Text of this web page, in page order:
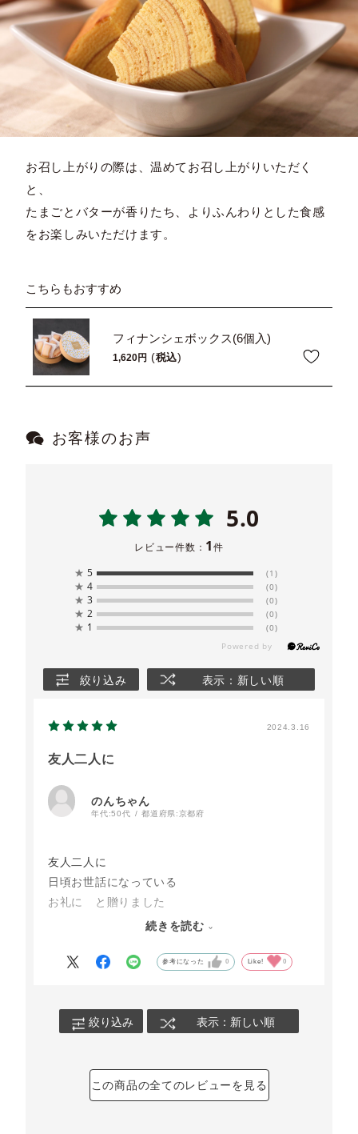
お召し上がりの際は、温めてお召し上がりいただく
と、
たまごとバターが香りたち、よりふんわりとした食感
をお楽しみいただけます。
こちらもおすすめ
フィナンシェボックス(6個入)
1,620 税込
お客様のお声
5.0
レビュー件数： 1件
★ 5 (1)
★ 4 (0)
★ 3 (0)
★ 2 (0)
★ 1 (0)
絞り込み 表示：新しい順
2024.3.16
友人二人に
のんちゃん
年代:50代 都道府県:京都府
友人二人に
日頃お世話になっている
お礼に と贈りました
連絡があり、
贈らせて頂きます。
続きを読む
参考になった 0 Like! 0
絞り込み 表示：新しい順
この商品の全てのレビューを見る